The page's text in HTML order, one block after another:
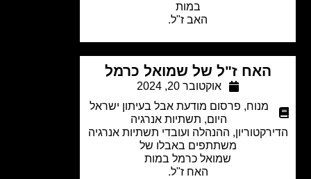
האב ז"ל.
האח ז"ל של שמואל כרמל
אוקטובר 20, 2024
מנוח,
פרסום מודעת אבל בעיתון ישראל
תשתיות אנרגיה
ההנהלה ועובדי תשתיות אנרגיה
משתתפים באבלו של
שמואל כרמל במות
האח ז"ל.